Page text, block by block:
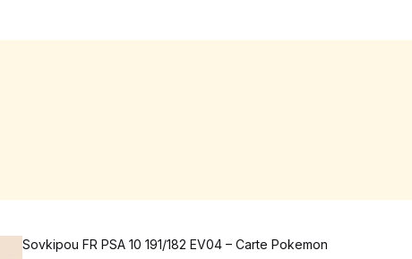
Sovkipou FR PSA 10 191/182 EV04 – Carte Pokemon